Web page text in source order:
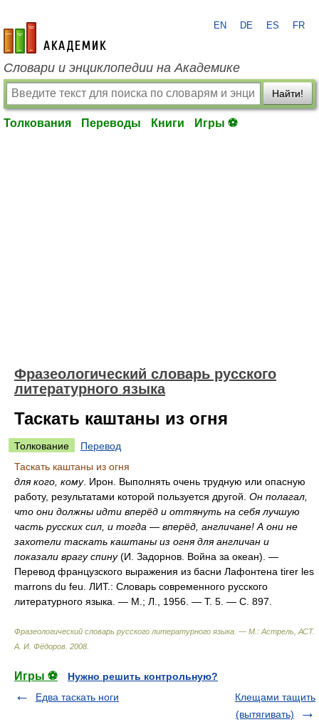
academic.ru
EN DE ES FR
Словари и энциклопедии на Академике
Найти!
Толкования Переводы Книги Игры ⚽
Фразеологический словарь русского
литературного языка
Таскать каштаны из огня
Толкование
Перевод
Таскать каштаны из огня
для кого, кому. Ирон. Выполнять очень трудную или опасную
работу, результатами которой пользуется другой. Он полагал,
что они должны идти вперёд и оттянуть на себя лучшую
часть русских сил, и тогда — вперёд, англичане! А они не
захотели таскать каштаны из огня для англичан и
показали врагу спину(И. Задорнов. Война за океан). —
Перевод французского выражения из басни Лафонтена tirer les
marrons du feu. ЛИТ.: Словарь современного русского
литературного языка. — М.; Л., 1956. — Т. 5. — С. 897.
Фразеологический словарь русского литературного языка. — М.: Астрель, АСТ.
А. И. Фёдоров 2008
Игры ⚽
Нужно решить контрольную?
Едва таскать ноги
Клещами тащить
(вытягивать)